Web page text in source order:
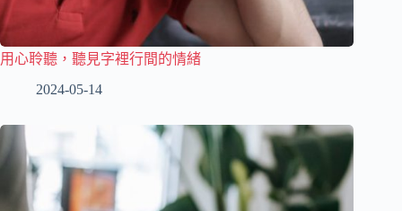
用心聆聽，聽見字裡行間的情緒
2024-05-14